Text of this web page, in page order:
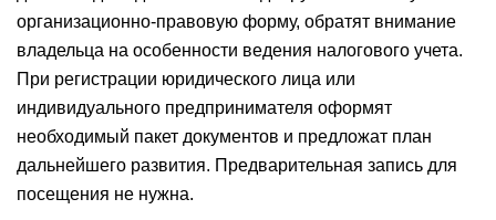
организационно-правовую форму, обратят внимание
владельца на особенности ведения налогового учета.
При регистрации юридического лица или
индивидуального предпринимателя оформят
необходимый пакет документов и предложат план
дальнейшего развития. Предварительная запись для
посещения не нужна.